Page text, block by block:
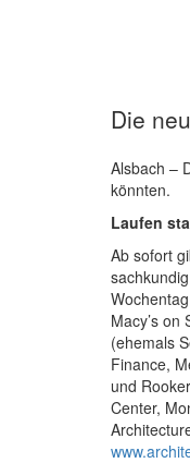
Die
Alsbach –
könnten.
Laufen
Ab sofort
Macy’s
(ehemals
Finance,
und
Center,